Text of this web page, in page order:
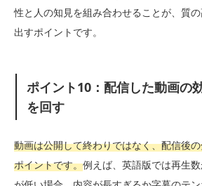
性と人の知見を組み合わせることが、質
出すポイントです。
ポイント10：配信した動画の
を回す
動画は公開して終わりではなく、配信後
ポイントです。例えば、英語版では再生